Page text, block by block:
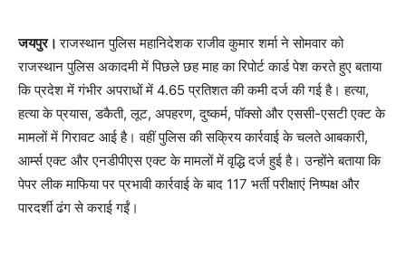
जयपुर।राजस्थान पुलिस महानिदेशक राजीव कुमार शर्मा ने सोमवार को
राजस्थान पुलिस अकादमी में पिछले छह माह का रिपोर्ट कार्ड पेश करते हुए बताया
कि प्रदेश में गंभीर अपराधों में 4.65 प्रतिशत की कमी दर्ज की गई है। हत्या,
हत्या के प्रयास, डकैती, लूट, अपहरण, दुष्कर्म, पॉक्सो और एससी-एसटी एक्ट के
मामलों में गिरावट आई है। वहीं पुलिस की सक्रिय कार्रवाई के चलते आबकारी,
आर्म्स एक्ट और एनडीपीएस एक्ट के मामलों में वृद्धि दर्ज हुई है। उन्होंने बताया कि
पेपर लीक माफिया पर प्रभावी कार्रवाई के बाद 117 भर्ती परीक्षाएं निष्पक्ष और
पारदर्शी ढंग से कराई गईं।